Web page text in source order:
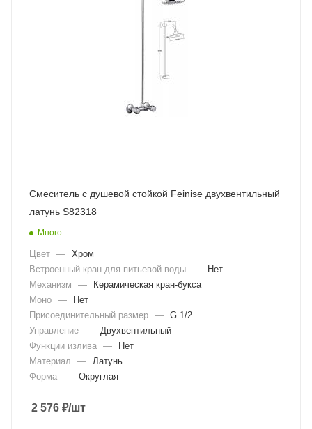
Смеситель с душевой стойкой Feinise двухвентильный
латунь S82318
Много
Цвет — Хром
Встроенный кран для питьевой воды —
Нет
Механизм
—
Керамическая кран-букса
Моно —
Нет
Присоединительный размер — G 1/2
Управление — Двухвентильный
Функции излива —
Нет
Материал
— Латунь
Форма — Округлая
2 576 ₽/шт